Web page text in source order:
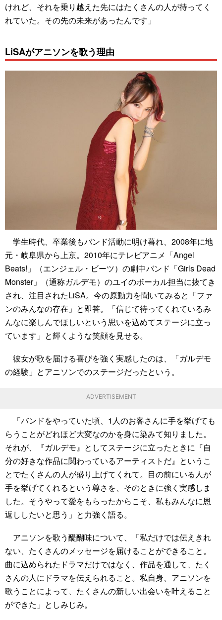
けれど、それを乗り越えた先にはたくさんの人が待ってく
れていた。その先の未来があったんです」
LiSAがアニソンを歌う理由
学生時代、卒業後もバンド活動に明け暮れ、2008年に地
元・岐阜県から上京。2010年にテレビアニメ「Angel
Beats!」（エンジェル・ビーツ）の劇中バンド「Girls Dead
Monster」（通称ガルデモ）のユイのボーカル担当に抜てき
され、注目されたLiSA。今の原動力を聞いてみると「ファ
ンのみんなの存在」と即答。「信じて待ってくれているみ
んなに楽しんでほしいという思いを込めてステージに立っ
ています」と輝くような笑顔を見せる。
彼女が歌を届ける喜びを強く実感したのは、「ガルデモ
の経験」とアニソンでのステージだったという。
ADVERTISEMENT
「バンドをやっていた頃、1人のお客さんに手を挙げても
らうことがどれほど大変なのかを身に染みて知りました。
それが、『ガルデモ』としてステージに立ったときに『自
分の好きな作品に関わっているアーティストだ』というこ
とでたくさんの人が盛り上げてくれて。目の前にいる人が
手を挙げてくれるという尊さを、そのときに強く実感しま
した。そうやって愛をもらったからこそ、私もみんなに恩
返ししたいと思う」と力強く語る。
アニソンを歌う醍醐味について、「私だけでは伝えきれ
ない、たくさんのメッセージを届けることができること。
曲に込められたドラマだけではなく、作品を通して、たく
さんの人にドラマを伝えられること。私自身、アニソンを
歌うことによって、たくさんの新しい出会いを叶えること
ができた」としみじみ。